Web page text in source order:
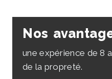
Nos
une expérience de 8
de la propreté.